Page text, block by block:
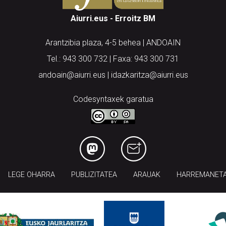
Aiurri.eus - Erroitz BM
Arantzibia plaza, 4-5 behea | ANDOAIN
Tel.: 943 300 732 | Faxa: 943 300 731
andoain@aiurri.eus | idazkaritza@aiurri.eus
Codesyntaxek garatua
LEGE OHARRA PUBLIZITATEA ARAUAK